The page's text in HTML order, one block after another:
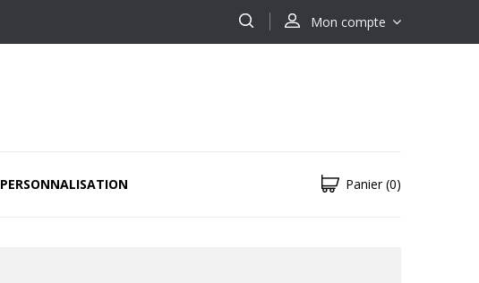
Mon compte
PERSONNALISATION Panier (0)